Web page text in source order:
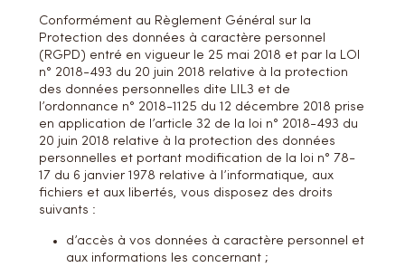
Conformément au Règlement Général sur la
Protection des données à caractère personnel
(RGPD) entré en vigueur le 25 mai 2018 et par la LOI
n° 2018-493 du 20 juin 2018 relative à la protection
des données personnelles dite LIL3 et de
l’ordonnance n° 2018-1125 du 12 décembre 2018 prise
en application de l’article 32 de la loi n° 2018-493 du
20 juin 2018 relative à la protection des données
personnelles et portant modification de la loi n° 78-
17 du 6 janvier 1978 relative à l’informatique, aux
fichiers et aux libertés, vous disposez des droits
suivants :
d’accès à vos données à caractère personnel et
aux informations les concernant ;